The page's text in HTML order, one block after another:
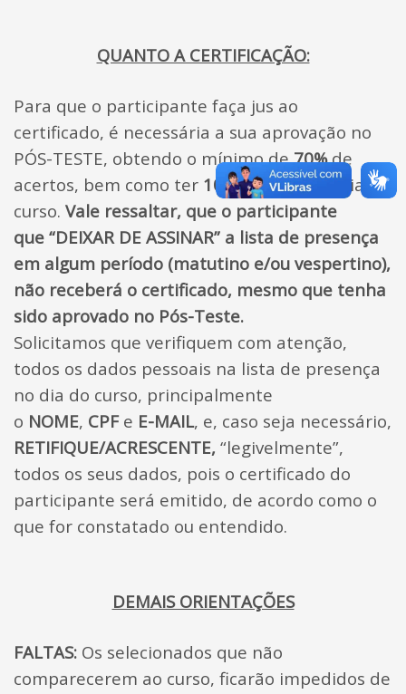
QUANTO A CERTIFICAÇÃO:
Para que o participante faça jus ao
certificado, é necessária a sua aprovação no
PÓS-TESTE, obtendo o mínimo de70%de
acertos, bem como ter 100%de freqüência no
curso. Vale ressaltar, que o participante
que “DEIXAR DE ASSINAR” a lista de presença
em algum período (matutino e/ou vespertino),
não receberá o certificado, mesmo que tenha
sido aprovado no Pós-Teste.
Solicitamos que verifiquem com atenção,
todos os dados pessoais na lista de presença
no dia do curso, principalmente
o NOME, CPFe E-MAIL, e, caso seja necessário,
RETIFIQUE/ACRESCENTE, “legivelmente”,
todos os seus dados, pois o certificado do
participante será emitido, de acordo como o
que for constatado ou entendido.
DEMAIS ORIENTAÇÕES
FALTAS: Os selecionados que não
comparecerem ao curso, ficarão impedidos de